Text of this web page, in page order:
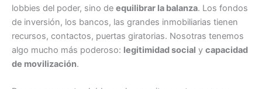
lobbies del poder, sino de equilibrar la balanza. Los fondos
de inversión, los bancos, las grandes inmobiliarias tienen
recursos, contactos, puertas giratorias. Nosotras tenemos
algo mucho más poderoso: legitimidad social y capacidad
de movilización.